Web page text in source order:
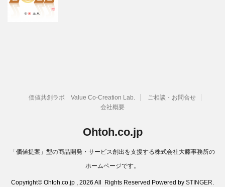
価値共創ラボ Value Co-Creation Lab.
ご相談・お問合せ
会社概要
Ohtoh.co.jp
「価値提案」型の商品開発・サービス創出を支援する株式会社大藤事務所の
ホームページです。
Copyright© Ohtoh.co.jp , 2026 All Rights Reserved Powered by STINGER